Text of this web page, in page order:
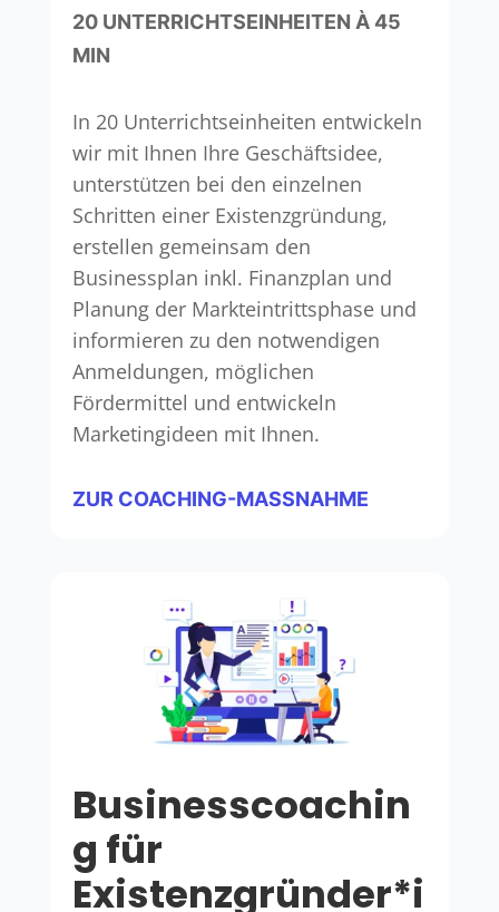
20 UNTERRICHTSEINHEITEN À 45
MIN
In 20 Unterrichtseinheiten entwickeln
wir mit Ihnen Ihre Geschäftsidee,
unterstützen bei den einzelnen
Schritten einer Existenzgründung,
erstellen gemeinsam den
Businessplan inkl. Finanzplan und
Planung der Markteintrittsphase und
informieren zu den notwendigen
Anmeldungen, möglichen
Fördermittel und entwickeln
Marketingideen mit Ihnen.
ZUR COACHING-MASSNAHME
Businesscoachin
g für
Existenzgründer*i